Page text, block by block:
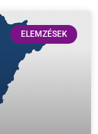
ELEMZÉSEK